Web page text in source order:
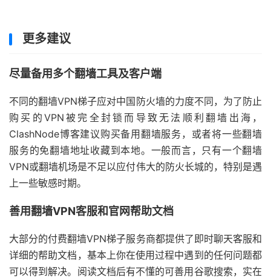
更多建议
尽量备用多个翻墙工具及客户端
不同的翻墙VPN梯子应对中国防火墙的力度不同，为了防止
购买的VPN被完全封锁而导致无法顺利翻墙出海，
ClashNode博客建议购买备用翻墙服务，或者将一些翻墙
服务的免翻墙地址收藏到本地。一般而言，只有一个翻墙
VPN或翻墙机场是不足以应付伟大的防火长城的，特别是遇
上一些敏感时期。
善用翻墙VPN客服和官网帮助文档
大部分的付费翻墙VPN梯子服务商都提供了即时聊天客服和
详细的帮助文档，基本上你在使用过程中遇到的任何问题都
可以得到解决。阅读文档后有不懂的可善用谷歌搜索，实在